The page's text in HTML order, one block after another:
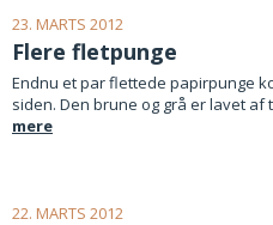
23. MARTS 2012
Flere fletpunge
Endnu et par flettede papirpunge
siden. Den brune og grå er lavet af
mere
22. MARTS 2012